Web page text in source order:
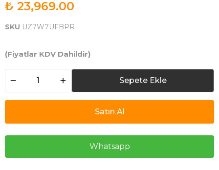
₺ 23,969.00
SKU UZ7W7UFBPR
(Fiyatlar KDV Dahildir)
Sepete Ekle
Satın Al
Whatsapp